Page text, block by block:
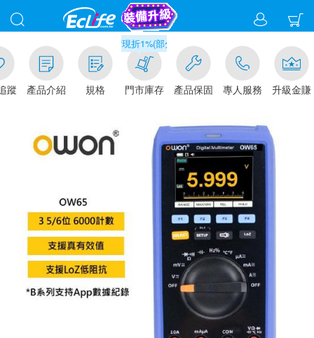
蹤 產品介紹 規格
滿千元門市取貨現折1%(部分商品不適用)-請點我看
門市庫存 產品保固 專人服務 升級金賺